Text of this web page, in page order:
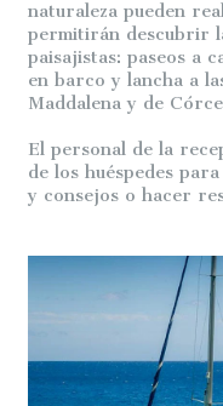
naturaleza pueden
permitirán descubrir
paisajistas: paseos a
en barco y lancha a
Maddalena y de
El personal de la
de los huéspedes
y consejos o hacer